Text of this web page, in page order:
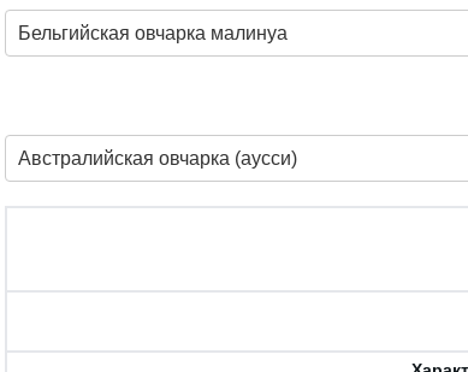
Бельгийская овчарка малинуа
Австралийская овчарка (аусси)